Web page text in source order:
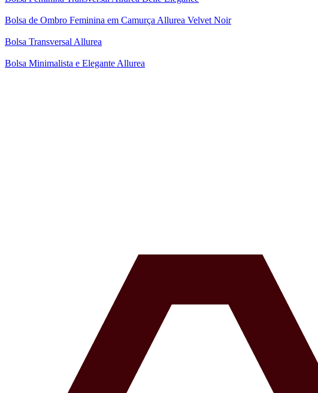
Bolsa de Ombro Feminina em Camurça Allurea Velvet Noir
Bolsa Transversal Allurea
Bolsa Minimalista e Elegante Allurea